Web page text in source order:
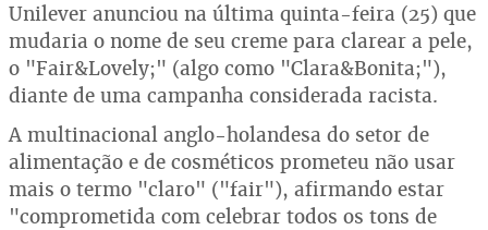
Unilever anunciou na última quinta-feira (25) que
mudaria o nome de seu creme para clarear a pele,
o "Fair&Lovely;" (algo como "Clara&Bonita;"),
diante de uma campanha considerada racista.
A multinacional anglo-holandesa do setor de
alimentação e de cosméticos prometeu não usar
mais o termo "claro" ("fair"), afirmando estar
"comprometida com celebrar todos os tons de